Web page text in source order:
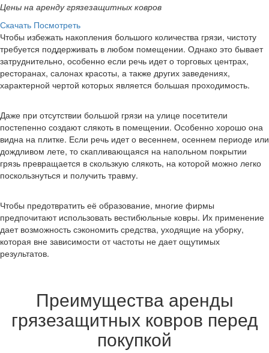
Цены на аренду грязезащитных ковров
Скачать Посмотреть
Чтобы избежать накопления большого количества грязи, чистоту
требуется поддерживать в любом помещении. Однако это бывает
затруднительно, особенно если речь идет о торговых центрах,
ресторанах, салонах красоты, а также других заведениях,
характерной чертой которых является большая проходимость.
Даже при отсутствии большой грязи на улице посетители
постепенно создают слякоть в помещении. Особенно хорошо она
видна на плитке. Если речь идет о весеннем, осеннем периоде или
дождливом лете, то скапливающаяся на напольном покрытии
грязь превращается в скользкую слякоть, на которой можно легко
поскользнуться и получить травму.
Чтобы предотвратить её образование, многие фирмы
предпочитают использовать вестибюльные ковры. Их применение
дает возможность сэкономить средства, уходящие на уборку,
которая вне зависимости от частоты не дает ощутимых
результатов.
Преимущества аренды
грязезащитных ковров перед
покупкой